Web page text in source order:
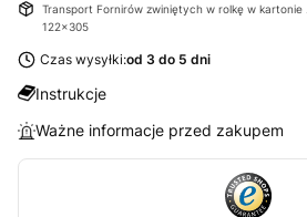
Transport Fornirów zwiniętych w rolkę w
122x305
Czas wysyłki:od 3 do 5 dni
Instrukcje
Ważne informacje przed zakupem